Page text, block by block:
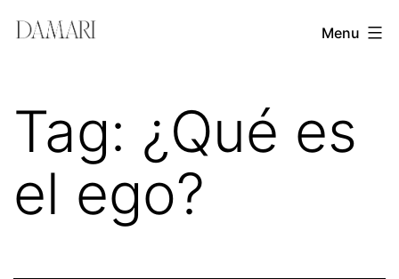
Damari
Creativity
Mentor
Menu
Tag: ¿Qué es
el ego?